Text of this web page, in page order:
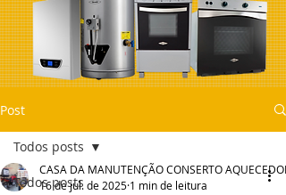
Post
Todos posts
Todos posts
CASA DA MANUTENÇÃO CONSERTO
16 de jul. de 2025 1 min de leitura